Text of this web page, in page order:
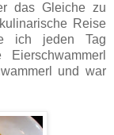
das Gleiche zu
Reise
ich jeden Tag
und war